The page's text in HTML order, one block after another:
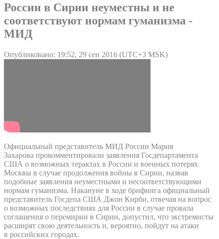
России в Сирии неуместны и не
соответствуют нормам гуманизма -
МИД
Опубликовано: 19:52, 29 сен 2016 (UTC+3 MSK)
Официальный представитель МИД России Мария
Захарова прокомментировали заявления Госдепартамента
США о возможных терактах в России и военных потерях
Москвы в случае продолжения войны в Сирии, назвав
подобные заявления неуместными и несоответствующими
нормам гуманизма. Накануне в ходе брифинга официальный
представитель Госдепа США Джон Кирби, отвечая на вопрос
о возможных последствиях для России в случае провала
соглашения о перемирии в Сирии, допустил, что экстремисты
расширят свою деятельность и, вероятно, пойдут на атаки
в российских городах.